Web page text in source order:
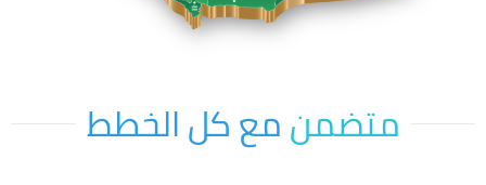
متضمنمع كل الخطط